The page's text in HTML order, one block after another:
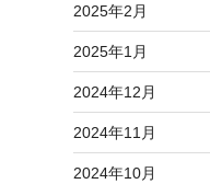
2025年2月
2025年1月
2024年12月
2024年11月
2024年10月